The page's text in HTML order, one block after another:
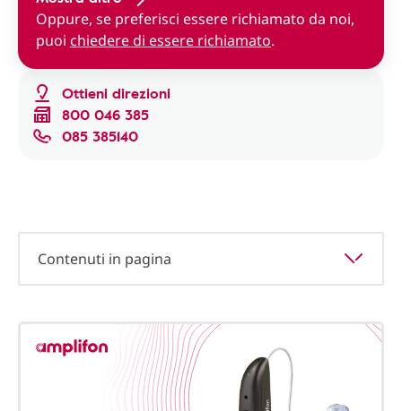
Ottieni direzioni
800 046 385
085 385140
Oppure, se preferisci essere richiamato da noi,
puoi chiedere di essere richiamato.
Contenuti in pagina